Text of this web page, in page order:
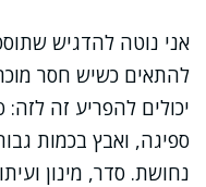
אני נוטה להדגיש
להתאים כשיש חסר
יכולים להפריע זה
ספיגה, ואבץ בכמות
נחושת. סדר, מינון